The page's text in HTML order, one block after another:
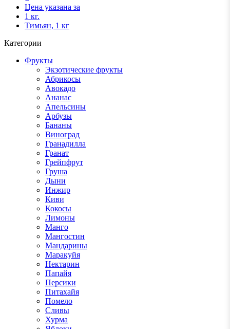
Цена указана за
1 кг.
Тимьян, 1 кг
Категории
Фрукты
Экзотические фрукты
Абрикосы
Авокадо
Ананас
Апельсины
Арбузы
Бананы
Виноград
Гранадилла
Гранат
Грейпфрут
Груша
Дыни
Инжир
Киви
Кокосы
Лимоны
Манго
Мангостин
Мандарины
Маракуйя
Нектарин
Папайя
Персики
Питахайя
Помело
Сливы
Хурма